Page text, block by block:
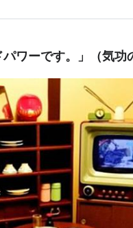
ワーです。」（気功